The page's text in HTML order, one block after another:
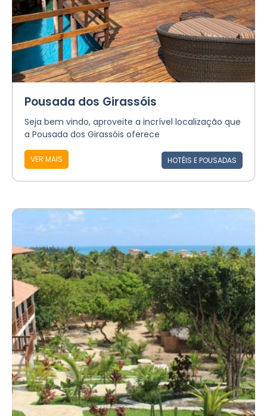
Pousada dos Girassóis
Seja bem vindo, aproveite a incrível localização que
a Pousada dos Girassóis oferece
VER MAIS HOTÉIS E POUSADAS